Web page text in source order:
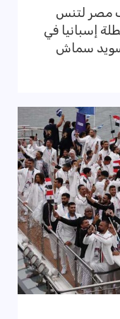
مصر لتنس
إسبانيا في
سماش